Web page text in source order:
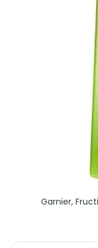
Garnier,